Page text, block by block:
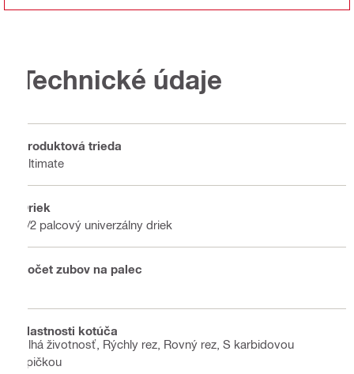
Technické údaje
Produktová trieda
Ultimate
Driek
1/2 palcový univerzálny driek
Počet zubov na palec
Vlastnosti kotúča
Dlhá životnosť, Rýchly rez, Rovný rez, S karbidovou
špičkou